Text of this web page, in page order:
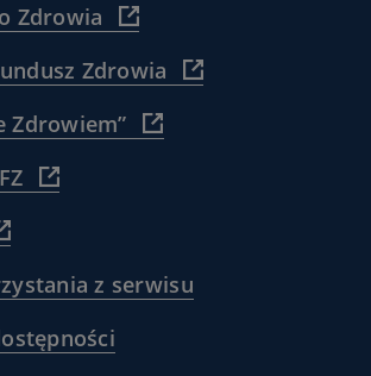
Zdrowia
(
https://www.gov.pl/web/
Zdrowia
(
https://
Zdrowiem”
(
https://www.nfz.gov.pl/
)
(
https://akademia.nfz.gov.pl/
(
https://diety.nfz.gov.pl/
z serwisu(
/warunki-
(
/deklaracja-